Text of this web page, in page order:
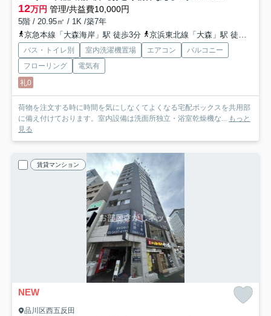
12万円 管理/共益費10,000円
5階 / 20.95㎡ / 1K /築7年
京急本線「大森海岸」駅 徒歩3分
京浜東北線「大森」駅 徒歩8分
バス・トイレ別 室内洗濯機置場 エアコン
バルコニー
フローリング
電気有
礼0
荷物を注文する時に時間を気にしなくてよくなる宅配ボックスを共用部
に備え付けております。室内設備は洗面所独立・浴室乾燥機な...
もっと
見る
賃貸マンション
NEW
品川区西五反田